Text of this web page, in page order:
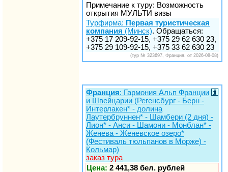
Примечание к туру: Возможность
открытия МУЛЬТИ визы
Турфирма: Первая туристическая
компания (Минск). Обращаться:
+375 17 209-92-15, +375 29 62 630 23,
+375 29 109-92-15, +375 33 62 630 23
(тур № 323697, Франция, от 2026-08-08)
Франция: Гармония Альп Франции
и Швейцарии (Регенсбург - Берн -
Интерлакен* - долина
Лаутербруннен* - Шамбери (2 дня) -
Лион* - Анси - Шамони - Монблан* -
Женева - Женевское озеро*
(Фестиваль тюльпанов в Морже) -
Кольмар)
заказ тура
Цена: 2 441,38 бел. рублей